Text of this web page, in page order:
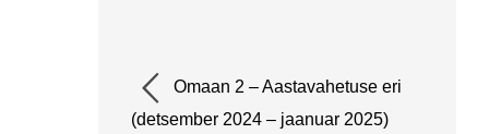
Omaan 2 – Aastavahetuse eri
(detsember 2024 – jaanuar 2025)